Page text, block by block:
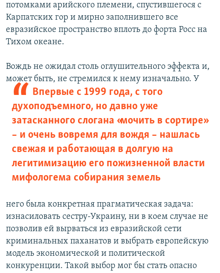
потомками арийского племени, спустившегося с
Карпатских гор и мирно заполнившего все
евразийское пространство вплоть до форта Росс на
Тихом океане.
Вождь не ожидал столь оглушительного эффекта и,
может быть, не стремился к
Впервые с 1999 года, с того
духоподъемного, но давно уже
затасканного слогана «мочить в сортире»
– и очень вовремя для вождя – нашлась
свежая и работающая в долгую на
легитимизацию его пожизненной власти
мифологема собирания земель
нему изначально. У
него была конкретная прагматическая задача:
изнасиловать сестру-Украину, ни в коем случае не
позволив ей вырваться из евразийской сети
криминальных паханатов и выбрать европейскую
модель экономической и политической
конкуренции. Такой выбор мог бы стать опасно